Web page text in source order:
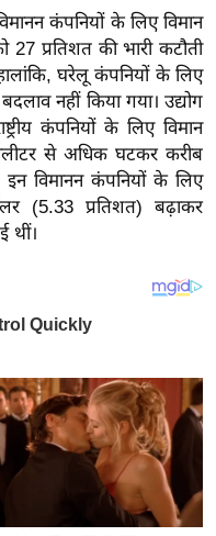
कंपनियों के लिए विमान
प्रतिशत की भारी कटौती
घरेलू कंपनियों के लिए
नहीं किया गया। उद्योग
कंपनियों के लिए विमान
से अधिक घटकर करीब
इन विमानन कंपनियों के लिए
(5.33 प्रतिशत) बढ़ाकर
थीं।